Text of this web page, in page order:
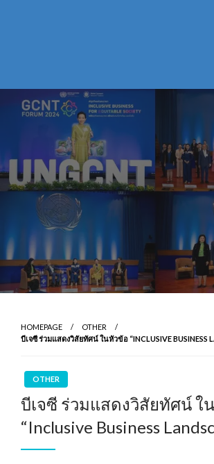
HOMEPAGE
OTHER
บีเจซี ร่วมแสดงวิสัยทัศน์ ในหัวข้อ “INCLUSIVE BUSINESS
OTHER
บีเจซี ร่วมแสดงวิสัยทัศน์ ใ
“Inclusive Business